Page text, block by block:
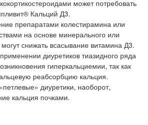
может потребовать
Кальций Д3.
препаратами колестирамина или
на основе минерального или
снижать всасывание витамина Д3.
диуретиков тиазидного ряда
гиперкальциемии, так как
реабсорбцию кальция.
диуретики, наоборот,
кальция почками.